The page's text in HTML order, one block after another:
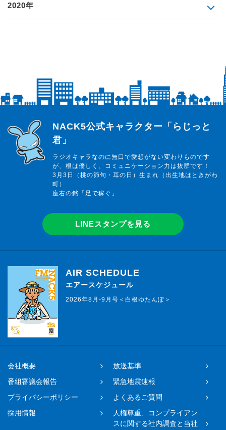
2020年
らじっと君
NACK5公式キャラクター「らじっと
君」
ラジオキャラなのに無口で愛想がない変わりものです
が、根は優しく、コミュニケーション力は抜群です！
3月3日（桃の節句・耳の日）生まれ（出生地はときがわ
町）
座右の銘「足で稼ぐ」
LINEスタンプを見る
AIR SCHEDULE
エアースケジュール
2026年8月-9月号＜白根ゆたんぽ＞
会社概要
放送基準
番組審議会報告
緊急地震速報
プライバシーポリシー
よくあるご質問
採用情報
人権尊重、コンプライアン
スに関する社内調査と当社